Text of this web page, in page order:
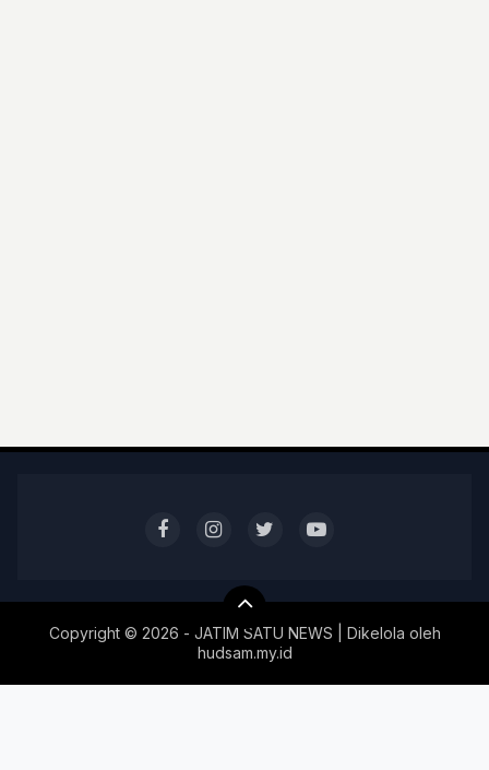
Copyright © 2026 - JATIM SATU NEWS | Dikelola oleh
hudsam.my.id